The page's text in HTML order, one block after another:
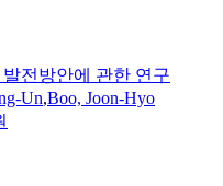
전방안에 관한 연구
Un,Boo, Joon-Hyo